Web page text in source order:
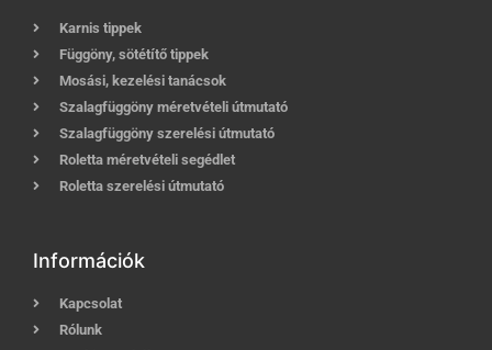
Karnis tippek
Függöny, sötétítő tippek
Mosási, kezelési tanácsok
Szalagfüggöny méretvételi útmutató
Szalagfüggöny szerelési útmutató
Roletta méretvételi segédlet
Roletta szerelési útmutató
Információk
Kapcsolat
Rólunk